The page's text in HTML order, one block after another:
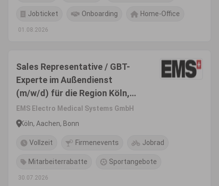
Jobticket Onboarding Home-Office
01.08.2026
Sales Representative / GBT-
Experte im Außendienst
(m/w/d) für die Region Köln,
Bonn, Aachen -
Produktsegment Dental
EMS Electro Medical Systems GmbH
Köln, Aachen, Bonn
Vollzeit Firmenevents Jobrad
Mitarbeiterrabatte Sportangebote
30.07.2026